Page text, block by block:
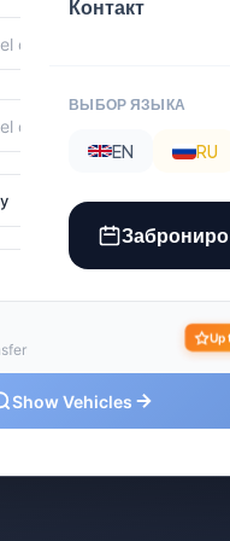
Контакт
ВЫБОР ЯЗЫКА
EN RU